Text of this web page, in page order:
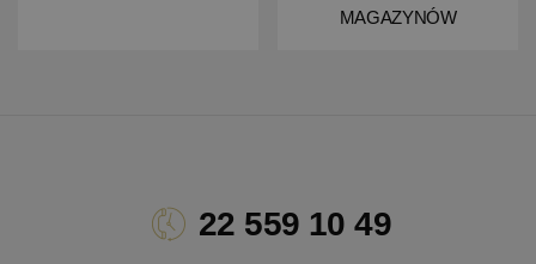
MAGAZYNÓW
22 559 10 49